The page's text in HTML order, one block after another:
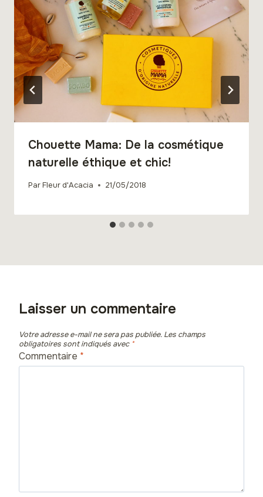
Chouette Mama: De la cosmétique
naturelle éthique et chic!
ParFleur d'Acacia 21/05/2018
Laisser un commentaire
Votre adresse e-mail ne sera pas publiée. Les champs
obligatoires sont indiqués avec *
Commentaire *